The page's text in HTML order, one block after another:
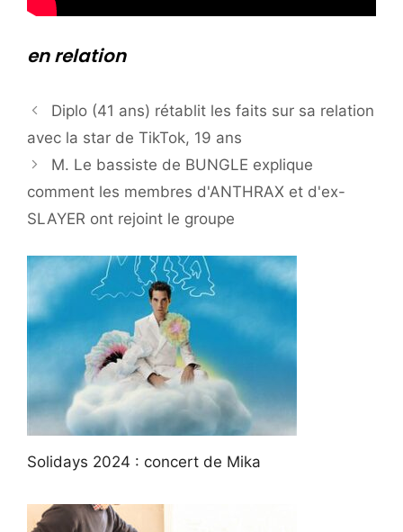
en relation
Diplo (41 ans) rétablit les faits sur sa relation
avec la star de TikTok, 19 ans
M. Le bassiste de BUNGLE explique
comment les membres d'ANTHRAX et d'ex-
SLAYER ont rejoint le groupe
Solidays 2024 : concert de Mika